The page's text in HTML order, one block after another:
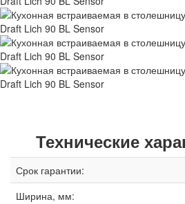
Технические
Срок гарантии:
Ширина, мм: